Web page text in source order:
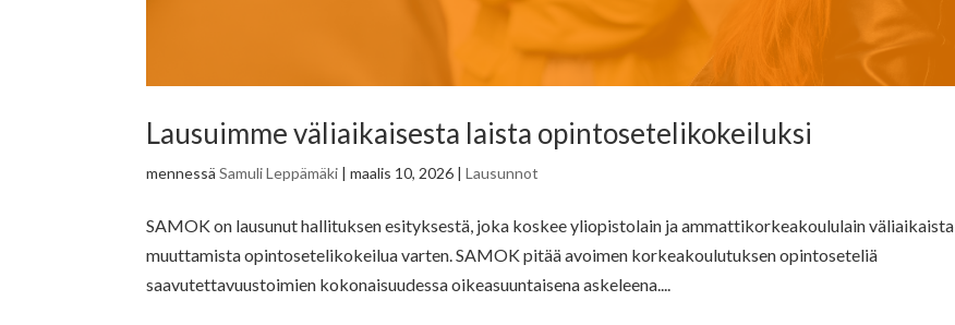
Lausuimme väliaikaisesta laista opintosetelikokeiluksi
mennessäSamuli Leppämäki |maalis 10, 2026 |Lausunnot
SAMOK on lausunut hallituksen esityksestä, joka koskee yliopistolain ja ammattikorkeakoululain väliaikaista
muuttamista opintosetelikokeilua varten. SAMOK pitää avoimen korkeakoulutuksen opintoseteliä
saavutettavuustoimien kokonaisuudessa oikeasuuntaisena askeleena....